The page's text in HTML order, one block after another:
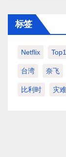
标签
Netflix
台湾 奈飞
比利时 灾难